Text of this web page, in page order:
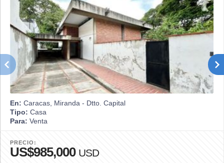
En: Caracas, Miranda - Dtto. Capital
Tipo: Casa
Para: Venta
PRECIO:
US$985,000 USD